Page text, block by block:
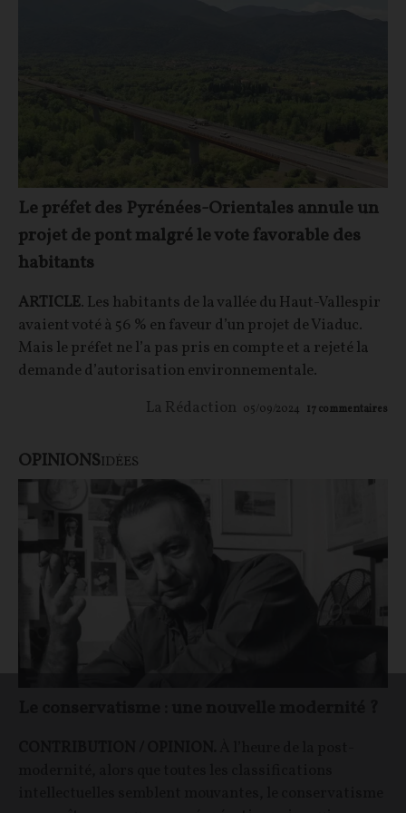
Le préfet des Pyrénées-Orientales annule un
projet de pont malgré le vote favorable des
habitants
ARTICLE. Les habitants de la vallée du Haut-Vallespir
avaient voté à 56 % en faveur d’un projet de Viaduc.
Mais le préfet ne l’a pas pris en compte et a rejeté la
demande d’autorisation environnementale.
La Rédaction 05/09/2024 17commentaires
OPINIONSIDÉES